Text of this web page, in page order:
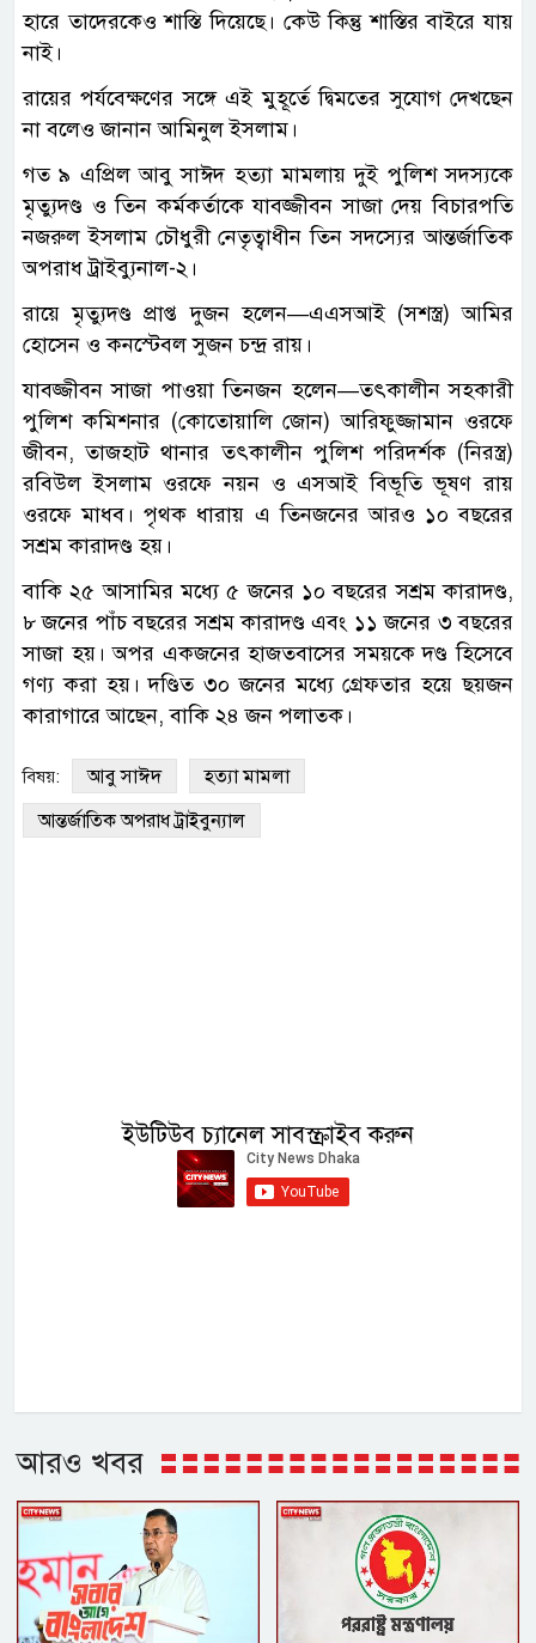
হারে তাদেরকেও শাস্তি দিয়েছে। কেউ কিন্তু শাস্তির বাইরে যায়
নাই।
রায়ের পর্যবেক্ষণের সঙ্গে এই মুহূর্তে দ্বিমতের সুযোগ দেখছেন
না বলেও জানান আমিনুল ইসলাম।
গত ৯ এপ্রিল আবু সাঈদ হত্যা মামলায় দুই পুলিশ সদস্যকে
মৃত্যুদণ্ড ও তিন কর্মকর্তাকে যাবজ্জীবন সাজা দেয় বিচারপতি
নজরুল ইসলাম চৌধুরী নেতৃত্বাধীন তিন সদস্যের আন্তর্জাতিক
অপরাধ ট্রাইব্যুনাল-২।
রায়ে মৃত্যুদণ্ড প্রাপ্ত দুজন হলেন—এএসআই (সশস্ত্র) আমির
হোসেন ও কনস্টেবল সুজন চন্দ্র রায়।
যাবজ্জীবন সাজা পাওয়া তিনজন হলেন—তৎকালীন সহকারী
পুলিশ কমিশনার (কোতোয়ালি জোন) আরিফুজ্জামান ওরফে
জীবন, তাজহাট থানার তৎকালীন পুলিশ পরিদর্শক (নিরস্ত্র)
রবিউল ইসলাম ওরফে নয়ন ও এসআই বিভূতি ভূষণ রায়
ওরফে মাধব। পৃথক ধারায় এ তিনজনের আরও ১০ বছরের
সশ্রম কারাদণ্ড হয়।
বাকি ২৫ আসামির মধ্যে ৫ জনের ১০ বছরের সশ্রম কারাদণ্ড,
৮ জনের পাঁচ বছরের সশ্রম কারাদণ্ড এবং ১১ জনের ৩ বছরের
সাজা হয়। অপর একজনের হাজতবাসের সময়কে দণ্ড হিসেবে
গণ্য করা হয়। দণ্ডিত ৩০ জনের মধ্যে গ্রেফতার হয়ে ছয়জন
কারাগারে আছেন, বাকি ২৪ জন পলাতক।
বিষয়: আবু সাঈদ
হত্যা মামলা
আন্তর্জাতিক অপরাধ ট্রাইবুন্যাল
ইউটিউব চ্যানেল সাবস্ক্রাইব করুন
আরও খবর